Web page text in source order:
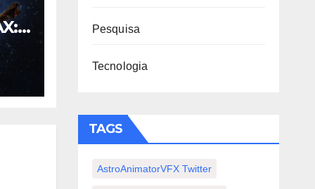
Pesquisa
Tecnologia
TAGS
AstroAnimatorVFX Twitter